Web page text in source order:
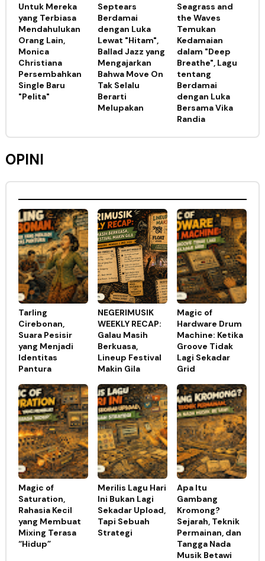
Untuk Mereka
yang Terbiasa
Mendahulukan
Orang Lain,
Monica
Christiana
Persembahkan
Single Baru
"Pelita"
Septears
Berdamai
dengan Luka
Lewat "Hitam",
Ballad Jazz yang
Mengajarkan
Bahwa Move On
Tak Selalu
Berarti
Melupakan
Seagrass and
the Waves
Temukan
Kedamaian
dalam "Deep
Breathe", Lagu
tentang
Berdamai
dengan Luka
Bersama Vika
Randia
OPINI
Tarling
Cirebonan,
Suara Pesisir
yang Menjadi
Identitas
Pantura
NEGERIMUSIK
WEEKLY RECAP:
Galau Masih
Berkuasa,
Lineup Festival
Makin Gila
Magic of
Hardware Drum
Machine: Ketika
Groove Tidak
Lagi Sekadar
Grid
Magic of
Saturation,
Rahasia Kecil
yang Membuat
Mixing Terasa
“Hidup”
Merilis Lagu Hari
Ini Bukan Lagi
Sekadar Upload,
Tapi Sebuah
Strategi
Apa Itu
Gambang
Kromong?
Sejarah, Teknik
Permainan, dan
Tangga Nada
Musik Betawi